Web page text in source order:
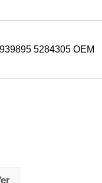
5284305 OEM